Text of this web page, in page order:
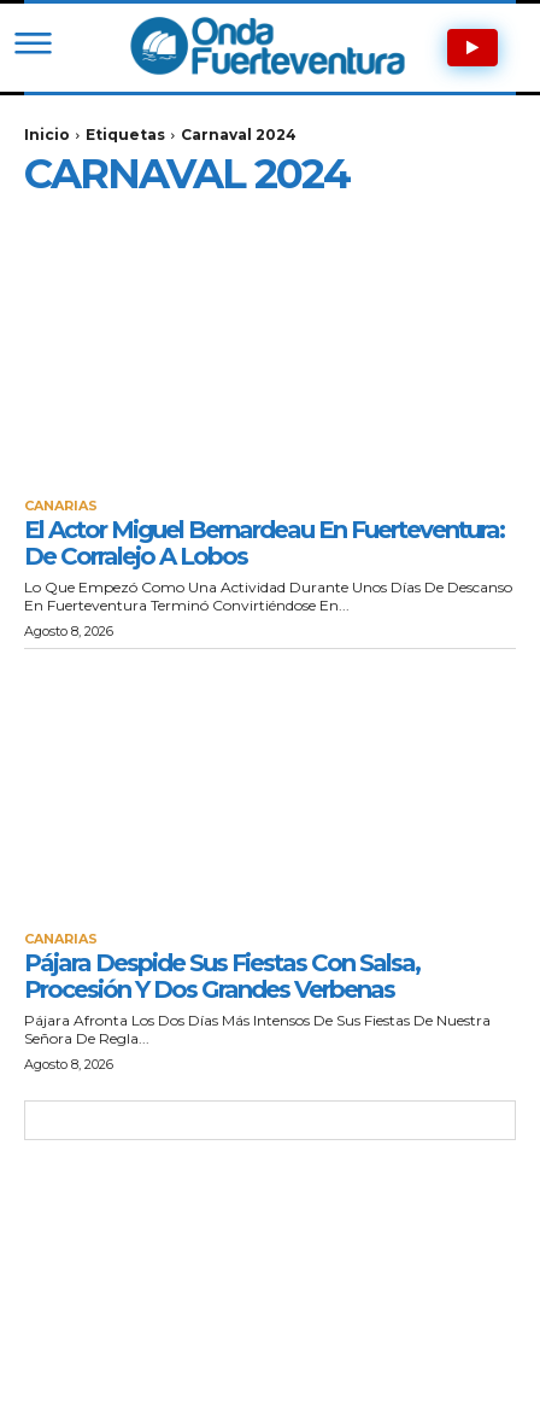
Inicio Etiquetas Carnaval 2024
CARNAVAL 2024
CANARIAS
El Actor Miguel Bernardeau En Fuerteventura:
De Corralejo A Lobos
Lo Que Empezó Como Una Actividad Durante Unos Días De Descanso
En Fuerteventura Terminó Convirtiéndose En...
Agosto 8, 2026
CANARIAS
Pájara Despide Sus Fiestas Con Salsa,
Procesión Y Dos Grandes Verbenas
Pájara Afronta Los Dos Días Más Intensos De Sus Fiestas De Nuestra
Señora De Regla...
Agosto 8, 2026